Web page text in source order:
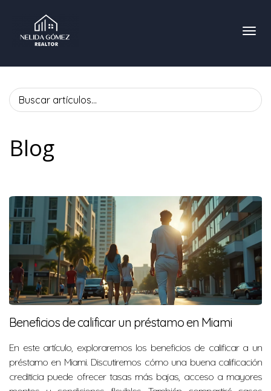
Blog
Beneficios de calificar un préstamo en Miami
En este artículo, exploraremos los beneficios de calificar a un
préstamo en Miami. Discutiremos cómo una buena calificación
crediticia puede ofrecer tasas más bajas, acceso a mayores